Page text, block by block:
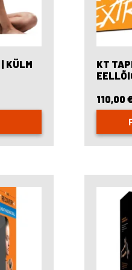
KÜLM
KT
110,00